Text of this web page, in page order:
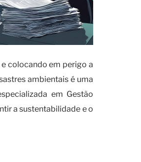
colocando em perigo a
ambientais é uma
em Gestão
a sustentabilidade e o